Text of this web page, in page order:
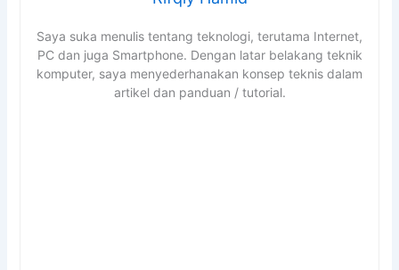
Saya suka menulis tentang teknologi, terutama Internet,
PC dan juga Smartphone. Dengan latar belakang teknik
komputer, saya menyederhanakan konsep teknis dalam
artikel dan panduan / tutorial.